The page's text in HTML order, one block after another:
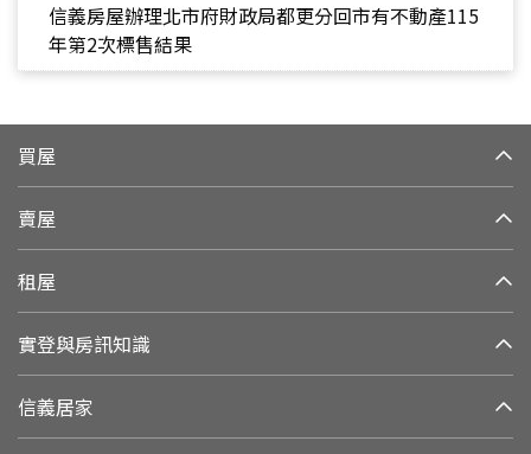
信義房屋辦理北市府財政局都更分回市有不動產115
年第2次標售結果
買屋
賣屋
租屋
實登與房訊知識
信義居家